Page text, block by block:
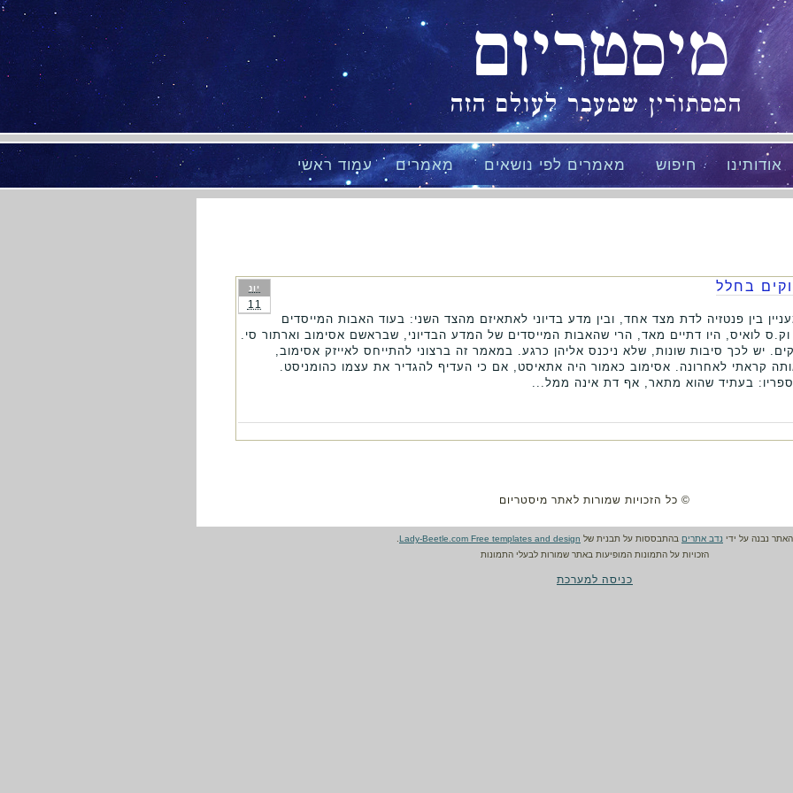
מיסטריום
המסתורין שמעבר לעולם הזה
עמוד ראשי מאמרים מאמרים לפי נושאים חיפוש אודותינו
יונ
11
בחלל
בין פנטזיה לדת מצד אחד, ובין מדע בדיוני לאתאיזם מהצד השני: בעוד האבות המייסדים
לואיס, היו דתיים מאד, הרי שהאבות המייסדים של המדע הבדיוני, שבראשם אסימוב וארתור סי.
יש לכך סיבות שונות, שלא ניכנס אליהן כרגע. במאמר זה ברצוני להתייחס לאייזק אסימוב,
קראתי לאחרונה. אסימוב כאמור היה אתאיסט, אם כי העדיף להגדיר את עצמו כהומניסט.
בעתיד שהוא מתאר, אף דת אינה ממל...
© כל הזכויות שמורות לאתר מיסטריום
האתר נבנה על ידי נדב אתרים בהתבססות על תבנית של Lady-Beetle.com Free templates and design
הזכויות על התמונות המופיעות באתר שמורות לבעלי התמונות
כניסה למערכת